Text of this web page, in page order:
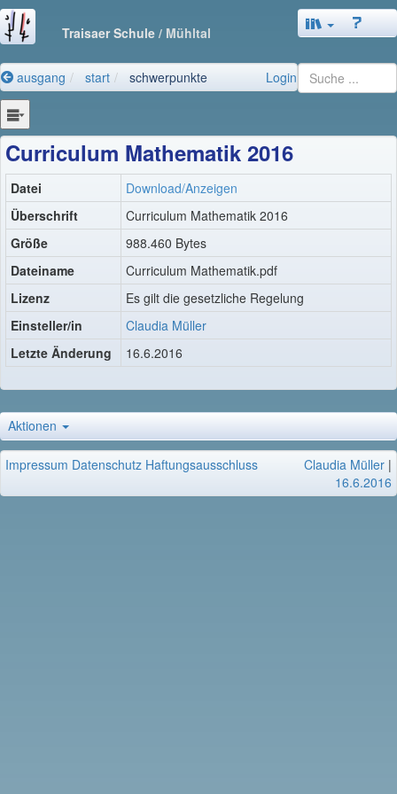
Traisaer Schule / Mühltal
ausgang start schwerpunkte Login
Curriculum Mathematik 2016
Datei
Download/Anzeigen
Überschrift
Curriculum Mathematik 2016
Größe
988.460 Bytes
Dateiname
Curriculum Mathematik.pdf
Lizenz
Es gilt die gesetzliche Regelung
Einsteller/in
Claudia Müller
Letzte Änderung
16.6.2016
Aktionen
Impressum Datenschutz Haftungsausschluss Claudia Müller |
16.6.2016